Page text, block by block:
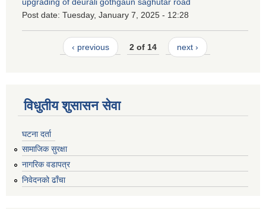
Post date: Tuesday, January 7, 2025 - 12:28
‹ previous 2 of 14 next ›
विधुतीय शुसासन सेवा
घटना दर्ता
सामाजिक सुरक्षा
नागरिक वडापत्र
निवेदनको ढाँचा